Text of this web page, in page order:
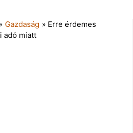
Gazdaság » Erre érdemes
adó miatt